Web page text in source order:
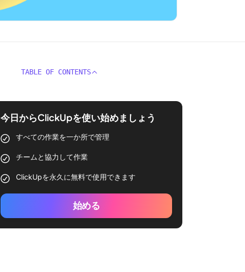
TABLE OF CONTENTS
今日からClickUpを使い始めましょう
すべての作業を一か所で管理
チームと協力して作業
ClickUpを永久に無料で使用できます
始める